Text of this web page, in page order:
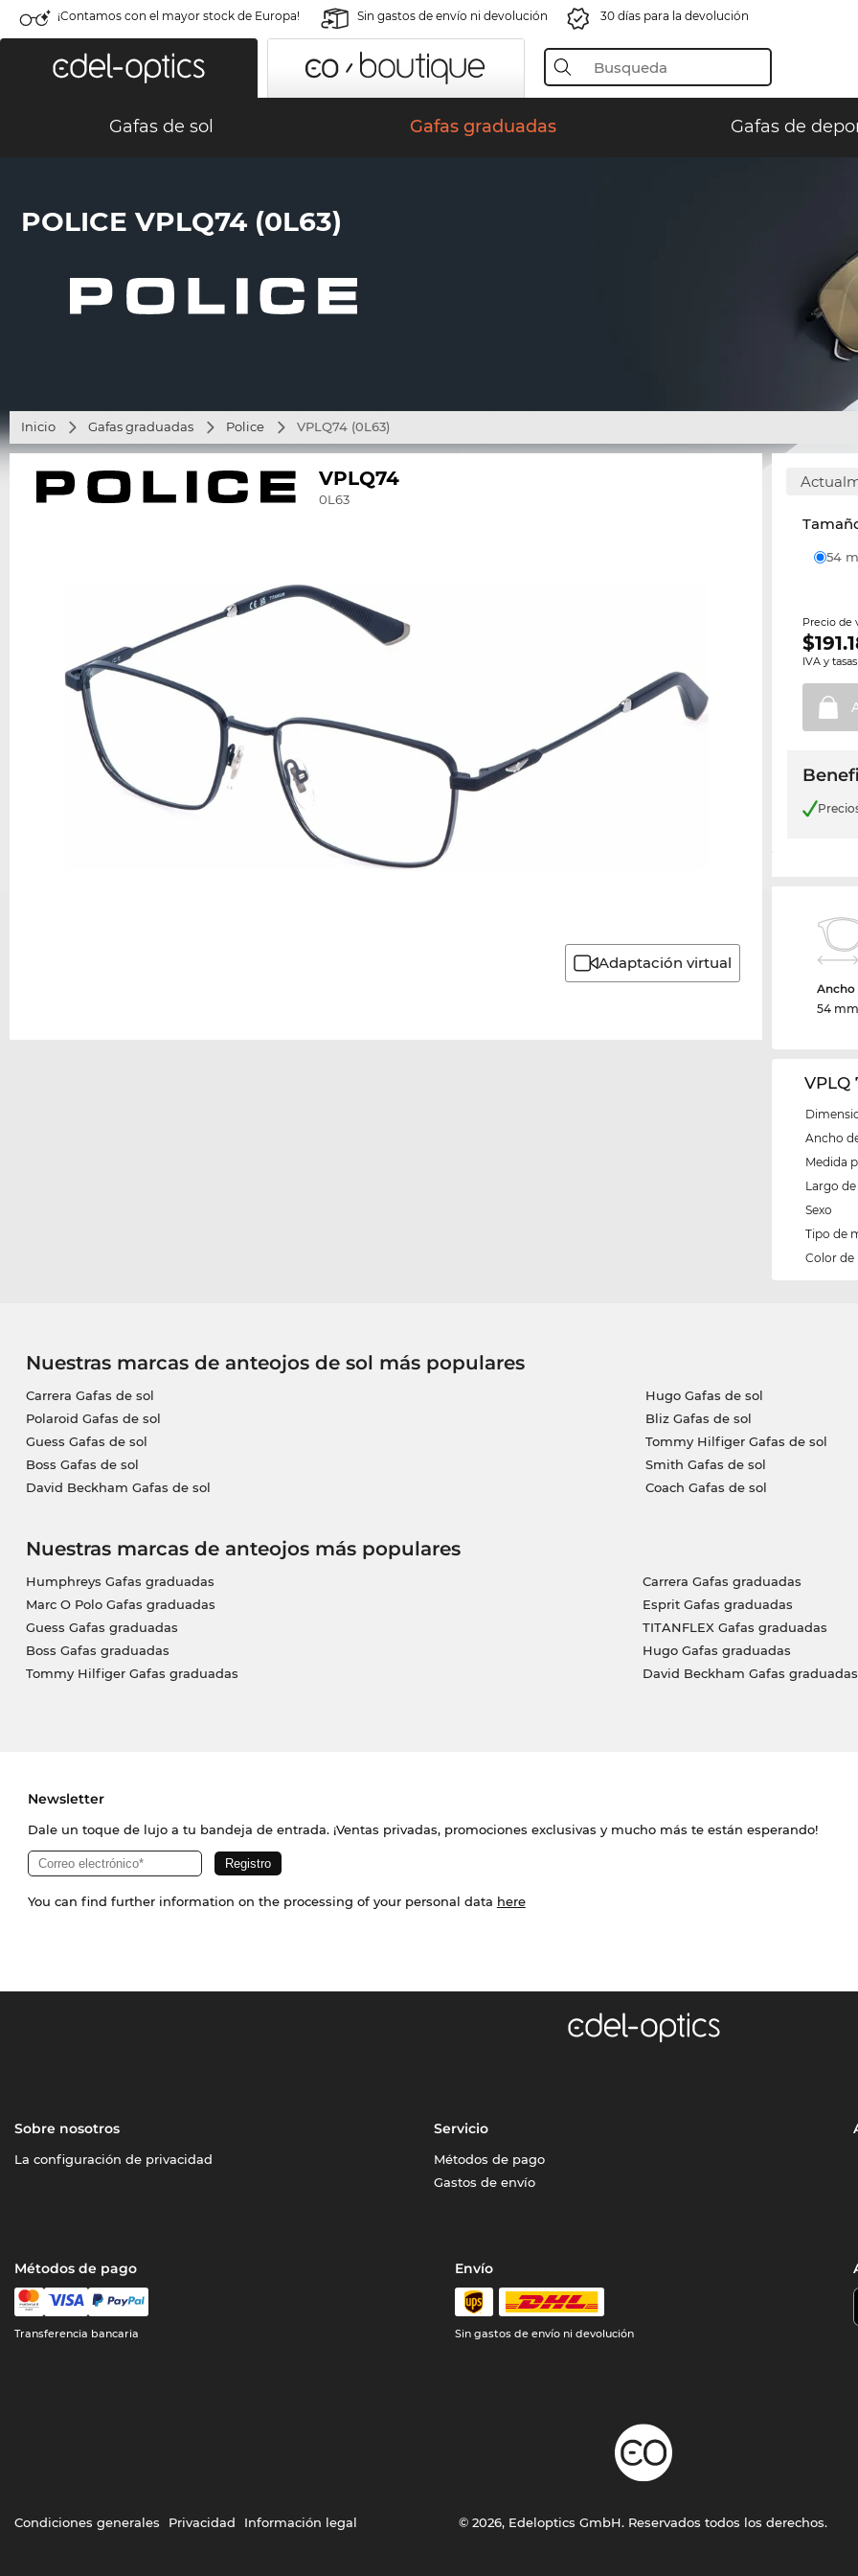
¡Contamos con el mayor stock de Europa! Sin gastos de envío ni devolución 30 días para la devolución
Gafas de sol Gafas graduadas Gafas de
POLICE VPLQ74 (0L63)
Inicio Gafas graduadas Police VPLQ74 (0L63)
VPLQ74
0L63
Adaptación virtual
54
Precio de
$
IVA y
Ancho
54 mm
Ancho
Medida
Largo
Sexo
Tipo de
Color de
Nuestras marcas de anteojos de sol más populares
Carrera Gafas de sol
Polaroid Gafas de sol
Guess Gafas de sol
Boss Gafas de sol
David Beckham Gafas de sol
Hugo Gafas de sol
Bliz Gafas de sol
Tommy Hilfiger Gafas de sol
Smith Gafas de sol
Coach Gafas de sol
Nuestras marcas de anteojos más populares
Humphreys Gafas graduadas
Marc O Polo Gafas graduadas
Guess Gafas graduadas
Boss Gafas graduadas
Tommy Hilfiger Gafas graduadas
Carrera Gafas graduadas
Esprit Gafas graduadas
TITANFLEX Gafas graduadas
Hugo Gafas graduadas
David Beckham Gafas graduadas
Newsletter
Dale un toque de lujo a tu bandeja de entrada. ¡Ventas privadas, promociones exclusivas y mucho más te están esperando!
You can find further information on the processing of your personal data here
Sobre nosotros
La configuración de privacidad
Servicio
Métodos de pago
Gastos de envío
Métodos de pago
Transferencia bancaria
Envío
Sin gastos de envío ni devolución
Condiciones generales Privacidad Información legal © 2026, Edeloptics GmbH. Reservados todos los derechos.